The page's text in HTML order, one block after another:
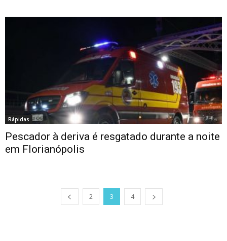
Rápidas
Pescador à deriva é resgatado durante a noite
em Florianópolis
2 3 4